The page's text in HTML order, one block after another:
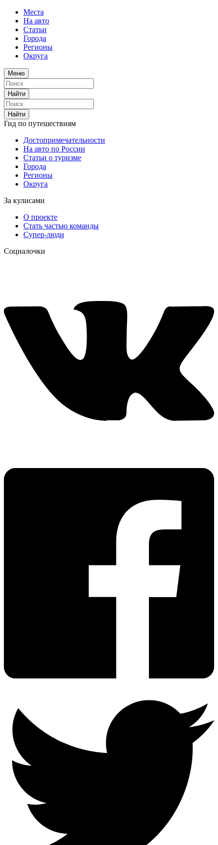
Места
На авто
Статьи
Города
Регионы
Округа
Меню
Найти
Найти
Гид по путешествиям
Достопримечательности
На авто по России
Статьи о туризме
Города
Регионы
Округа
За кулисами
О проекте
Стать частью команды
Супер-люди
Социалочки